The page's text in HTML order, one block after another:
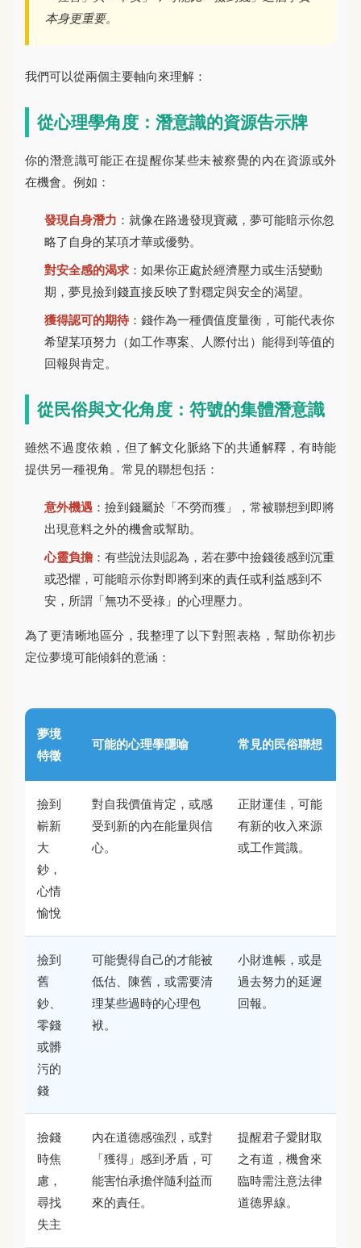
本身更重要。
我們可以從兩個主要軸向來理解：
從心理學角度：潛意識的資源告示牌
你的潛意識可能正在提醒你某些未被察覺的內在資源或外
在機會。例如：
發現自身潛力 ：就像在路邊發現寶藏，夢可能暗示你忽
略了自身的某項才華或優勢。
對安全感的渴求 ：如果你正處於經濟壓力或生活變動
期，夢見撿到錢直接反映了對穩定與安全的渴望。
獲得認可的期待：錢作為一種價值度量衡，可能代表你
希望某項努力（如工作專案、人際付出）能得到等值的
回報與肯定。
從民俗與文化角度：符號的集體潛意識
雖然不過度依賴，但了解文化脈絡下的共通解釋，有時能
提供另一種視角。常見的聯想包括：
意外機遇 ：撿到錢屬於「不勞而獲」，常被聯想到即將
出現意料之外的機會或幫助。
心靈負擔 ：有些說法則認為，若在夢中撿錢後感到沉重
或恐懼，可能暗示你對即將到來的責任或利益感到不
安，所謂「無功不受祿」的心理壓力。
為了更清晰地區分，我整理了以下對照表格，幫助你初步
定位夢境可能傾斜的意涵：
夢境
特徵
可能的心理學隱喻 常見的民俗聯想
撿到
嶄新
大
鈔，
心情
愉悅
對自我價值肯定，或感
受到新的內在能量與信
心。
正財運佳，可能
有新的收入來源
或工作賞識。
撿到
舊
鈔、
零錢
或髒
污的
錢
可能覺得自己的才能被
低估、陳舊，或需要清
理某些過時的心理包
袱。
小財進帳，或是
過去努力的延遲
回報。
撿錢
時焦
慮，
尋找
失主
內在道德感強烈，或對
「獲得」感到矛盾，可
能害怕承擔伴隨利益而
來的責任。
提醒君子愛財取
之有道，機會來
臨時需注意法律
道德界線。